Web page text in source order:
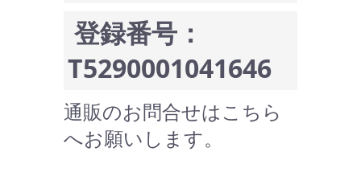
登録番号：
T5290001041646
通販のお問合せはこちら
へお願いします。